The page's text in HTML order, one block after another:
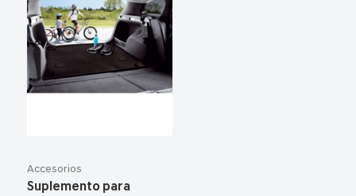
Accesorios
Suplemento para